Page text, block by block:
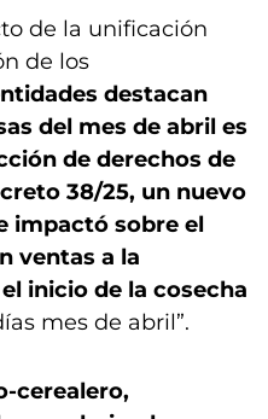
de la unificación
de los
destacan
del mes de abril es
de derechos de
38/25, un nuevo
impactó sobre el
ventas a la
inicio de la cosecha
mes de abril”.
cerealero,